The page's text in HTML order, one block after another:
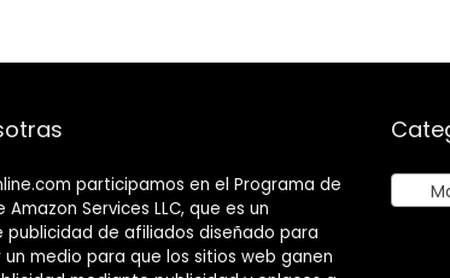
participamos en el Programa de
Services LLC, que es un
publicidad de afiliados diseñado para
medio para que los sitios web ganen